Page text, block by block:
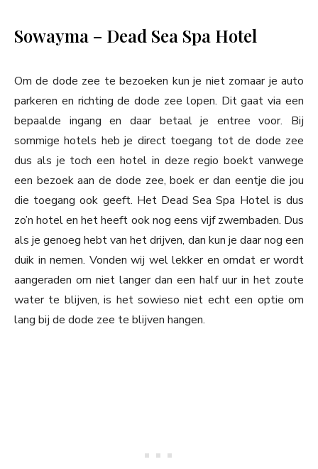
Sowayma – Dead Sea Spa Hotel
Om de dode zee te bezoeken kun je niet zomaar je auto
parkeren en richting de dode zee lopen. Dit gaat via een
bepaalde ingang en daar betaal je entree voor. Bij
sommige hotels heb je direct toegang tot de dode zee
dus als je toch een hotel in deze regio boekt vanwege
een bezoek aan de dode zee, boek er dan eentje die jou
die toegang ook geeft. Het Dead Sea Spa Hotel is dus
zo’n hotel en het heeft ook nog eens vijf zwembaden. Dus
als je genoeg hebt van het drijven, dan kun je daar nog een
duik in nemen. Vonden wij wel lekker en omdat er wordt
aangeraden om niet langer dan een half uur in het zoute
water te blijven, is het sowieso niet echt een optie om
lang bij de dode zee te blijven hangen.